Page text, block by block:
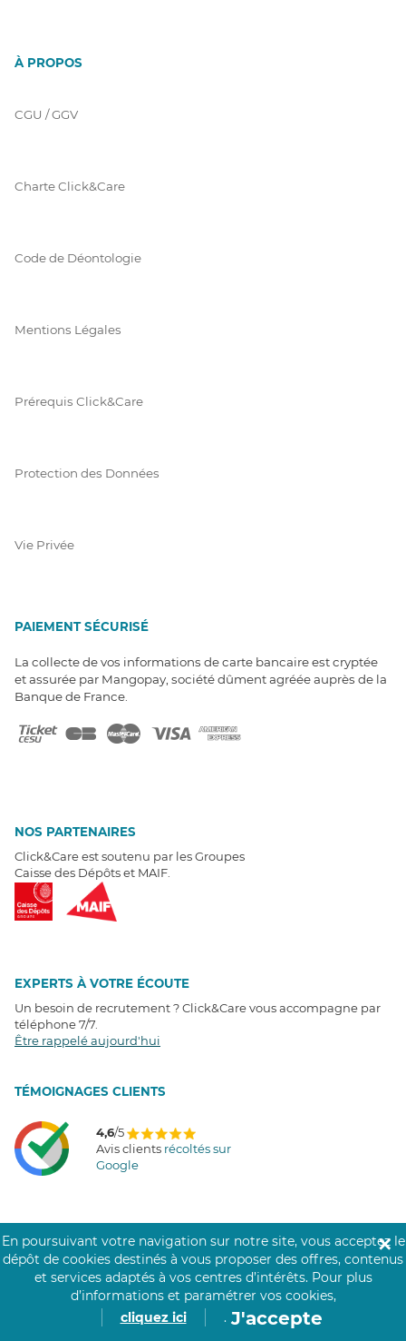
À PROPOS
CGU / GGV
Charte Click&Care
Code de Déontologie
Mentions Légales
Prérequis Click&Care
Protection des Données
Vie Privée
PAIEMENT SÉCURISÉ
La collecte de vos informations de carte bancaire est cryptée
et assurée par Mangopay, société dûment agréée auprès de la
Banque de France.
NOS PARTENAIRES
Click&Care est soutenu par les Groupes
Caisse des Dépôts et MAIF.
EXPERTS À VOTRE ÉCOUTE
Un besoin de recrutement ? Click&Care vous accompagne par
téléphone 7/7
Être rappelé aujourd'hui
TÉMOIGNAGES CLIENTS
4,6/5
Avis clients récoltés sur
Google
COMMUNAUTÉ CLICK&CARE
En poursuivant votre navigation sur notre site, vous acceptez le
dépôt de cookies destinés à vous proposer des offres, contenus
et services adaptés à vos centres d’intérêts. Pour plus
d’informations et paramétrer vos cookies,
cliquez ici
. J'accepte
✕